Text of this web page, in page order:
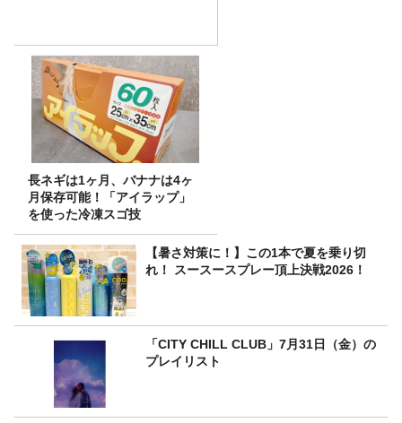
長ネギは1ヶ月、バナナは4ヶ
月保存可能！「アイラップ」
を使った冷凍スゴ技
【暑さ対策に！】この1本で夏を乗り切
れ！ スースースプレー頂上決戦2026！
「CITY CHILL CLUB」7月31日（金）の
プレイリスト